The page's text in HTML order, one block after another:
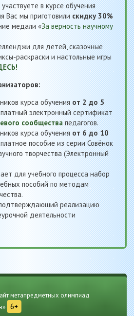
в курсе обучения
Вас мы приготовили скидку 30%
медали «За верность научному
для детей, сказочные
раскраски и настольные игры
курса обучения от 2 до 5
электронный сертификат
сообщества педагогов.
курса обучения от 6 до 10
пособие из серии Совёнок
творчества (Электронный
для учебного процесса набор
пособий по методам
реализацию
деятельности
метапредметных олимпиад
6+